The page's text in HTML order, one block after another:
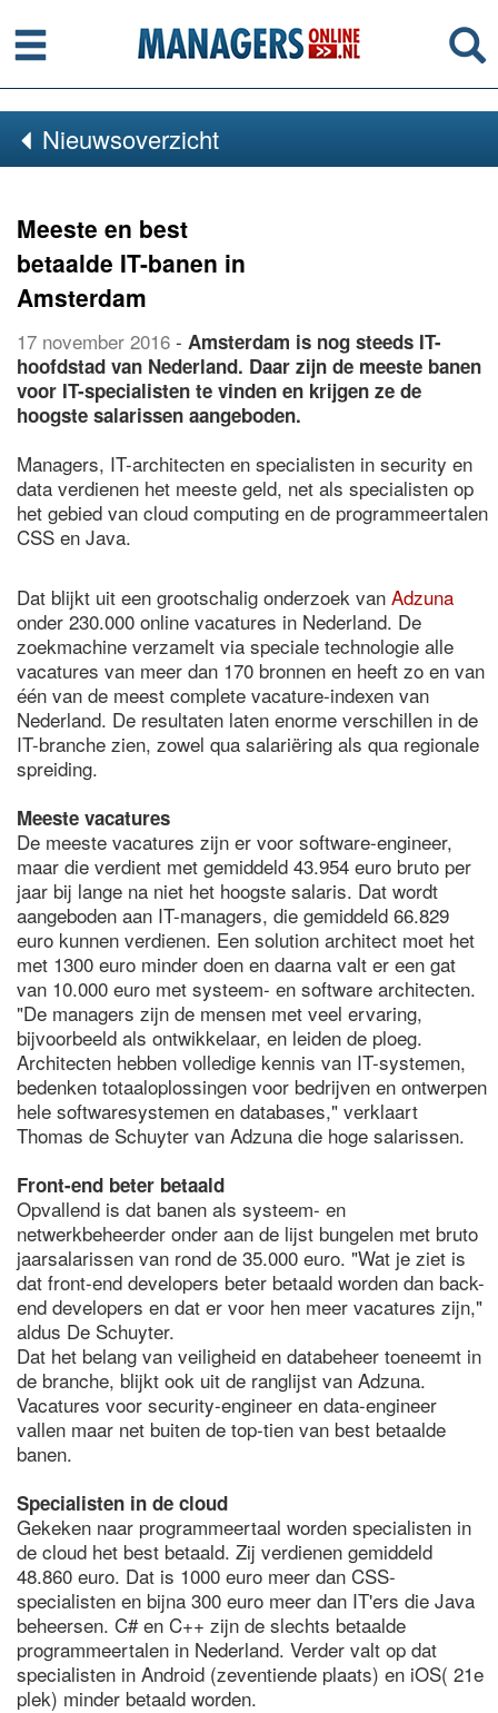
Menu
Nieuwsoverzicht
Meeste en best
betaalde IT-banen in
Amsterdam
17 november 2016 - Amsterdam is nog steeds IT-
hoofdstad van Nederland. Daar zijn de meeste banen
voor IT-specialisten te vinden en krijgen ze de
hoogste salarissen aangeboden.
Managers, IT-architecten en specialisten in security en
data verdienen het meeste geld, net als specialisten op
het gebied van cloud computing en de programmeertalen
CSS en Java.
Dat blijkt uit een grootschalig onderzoek van Adzuna
onder 230.000 online vacatures in Nederland. De
zoekmachine verzamelt via speciale technologie alle
vacatures van meer dan 170 bronnen en heeft zo en van
één van de meest complete vacature-indexen van
Nederland. De resultaten laten enorme verschillen in de
IT-branche zien, zowel qua salariëring als qua regionale
spreiding.
Meeste vacatures
De meeste vacatures zijn er voor software-engineer,
maar die verdient met gemiddeld 43.954 euro bruto per
jaar bij lange na niet het hoogste salaris. Dat wordt
aangeboden aan IT-managers, die gemiddeld 66.829
euro kunnen verdienen. Een solution architect moet het
met 1300 euro minder doen en daarna valt er een gat
van 10.000 euro met systeem- en software architecten.
"De managers zijn de mensen met veel ervaring,
bijvoorbeeld als ontwikkelaar, en leiden de ploeg.
Architecten hebben volledige kennis van IT-systemen,
bedenken totaaloplossingen voor bedrijven en ontwerpen
hele softwaresystemen en databases," verklaart
Thomas de Schuyter van Adzuna die hoge salarissen.
Front-end beter betaald
Opvallend is dat banen als systeem- en
netwerkbeheerder onder aan de lijst bungelen met bruto
jaarsalarissen van rond de 35.000 euro. "Wat je ziet is
dat front-end developers beter betaald worden dan back-
end developers en dat er voor hen meer vacatures zijn,"
aldus De Schuyter.
Dat het belang van veiligheid en databeheer toeneemt in
de branche, blijkt ook uit de ranglijst van Adzuna.
Vacatures voor security-engineer en data-engineer
vallen maar net buiten de top-tien van best betaalde
banen.
Specialisten in de cloud
Gekeken naar programmeertaal worden specialisten in
de cloud het best betaald. Zij verdienen gemiddeld
48.860 euro. Dat is 1000 euro meer dan CSS-
specialisten en bijna 300 euro meer dan IT'ers die Java
beheersen. C# en C++ zijn de slechts betaalde
programmeertalen in Nederland. Verder valt op dat
specialisten in Android (zeventiende plaats) en iOS( 21e
plek) minder betaald worden.